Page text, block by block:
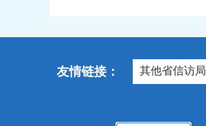
友情链接： 其他省信访局